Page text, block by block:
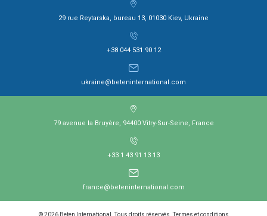
29 rue Reytarska, bureau 13, 01030 Kiev, Ukraine
+38 044 531 90 12
ukraine@beteninternational.com
79 avenue la Bruyère, 94400 Vitry-Sur-Seine, France
+33 1 43 91 13 13
france@beteninternational.com
© 2026 Beten International. Tous droits réservés. Termes et conditions